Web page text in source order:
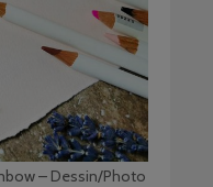
– Dessin/Photo